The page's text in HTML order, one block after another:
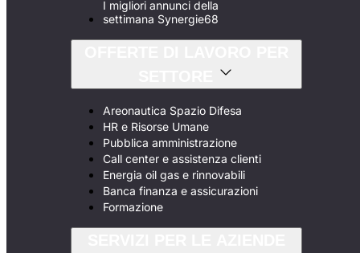
I migliori annunci della
settimana Synergie68
Areonautica Spazio Difesa
HR e Risorse Umane
Pubblica amministrazione
Call center e assistenza clienti
Energia oil gas e rinnovabili
Banca finanza e assicurazioni
Formazione